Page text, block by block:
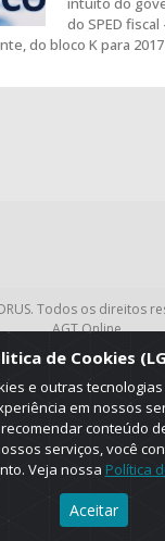
do SPED
do bloco K para
Todos os direitos
AGT Online.
de Cookies
e outras
em nossos
conteúdo
serviços, você
Veja nossa Política
Aceitar